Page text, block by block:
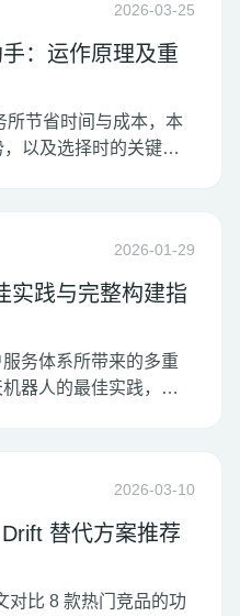
2026-03-25
：运作原理及重
所节省时间与成本，本
以及选择时的关键要
2026-01-29
实践与完整构建指
务体系所带来的多重
器人的最佳实践，帮
2026-03-10
替代方案推荐
对比 8 款热门竞品的功